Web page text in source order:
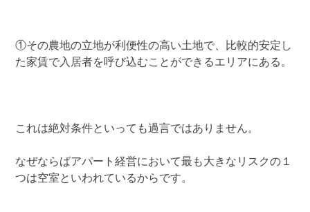
①その農地の立地が利便性の高い土地で、比較的安定し
た家賃で入居者を呼び込むことができるエリアにある。
これは絶対条件といっても過言ではありません。
なぜならばアパート経営において最も大きなリスクの１
つは空室といわれているからです。